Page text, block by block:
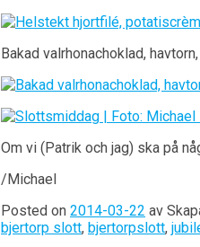
Bakad valrhonachoklad,
Om vi (Patrik och jag) ska på
/Michael
Posted on 2014-03-22 av
bjertorp slott, bjertorpslott,